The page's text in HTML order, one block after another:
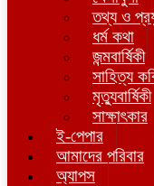
তথ্য ও
ধর্ম কথা
জন্মবার্ষিকী
সাহিত্য
মৃত্যুবার্ষিকী
সাক্ষাৎকার
ই-পেপার
আমাদের পরিবার
অ্যাপস